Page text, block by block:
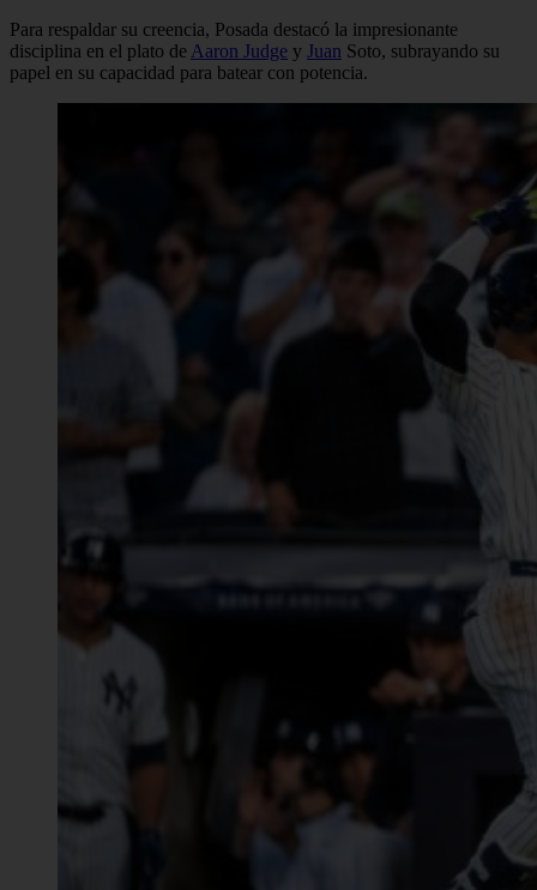
Para respaldar su creencia, Posada destacó la impresionante
disciplina en el plato de Aaron Judge y Juan Soto, subrayando su
papel en su capacidad para batear con potencia.